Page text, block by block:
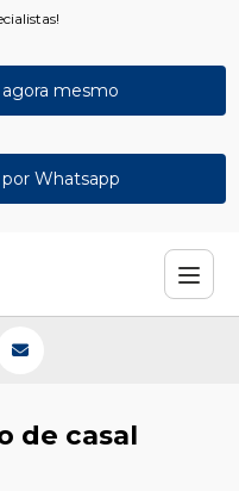
mesmo
Whatsapp
de casal